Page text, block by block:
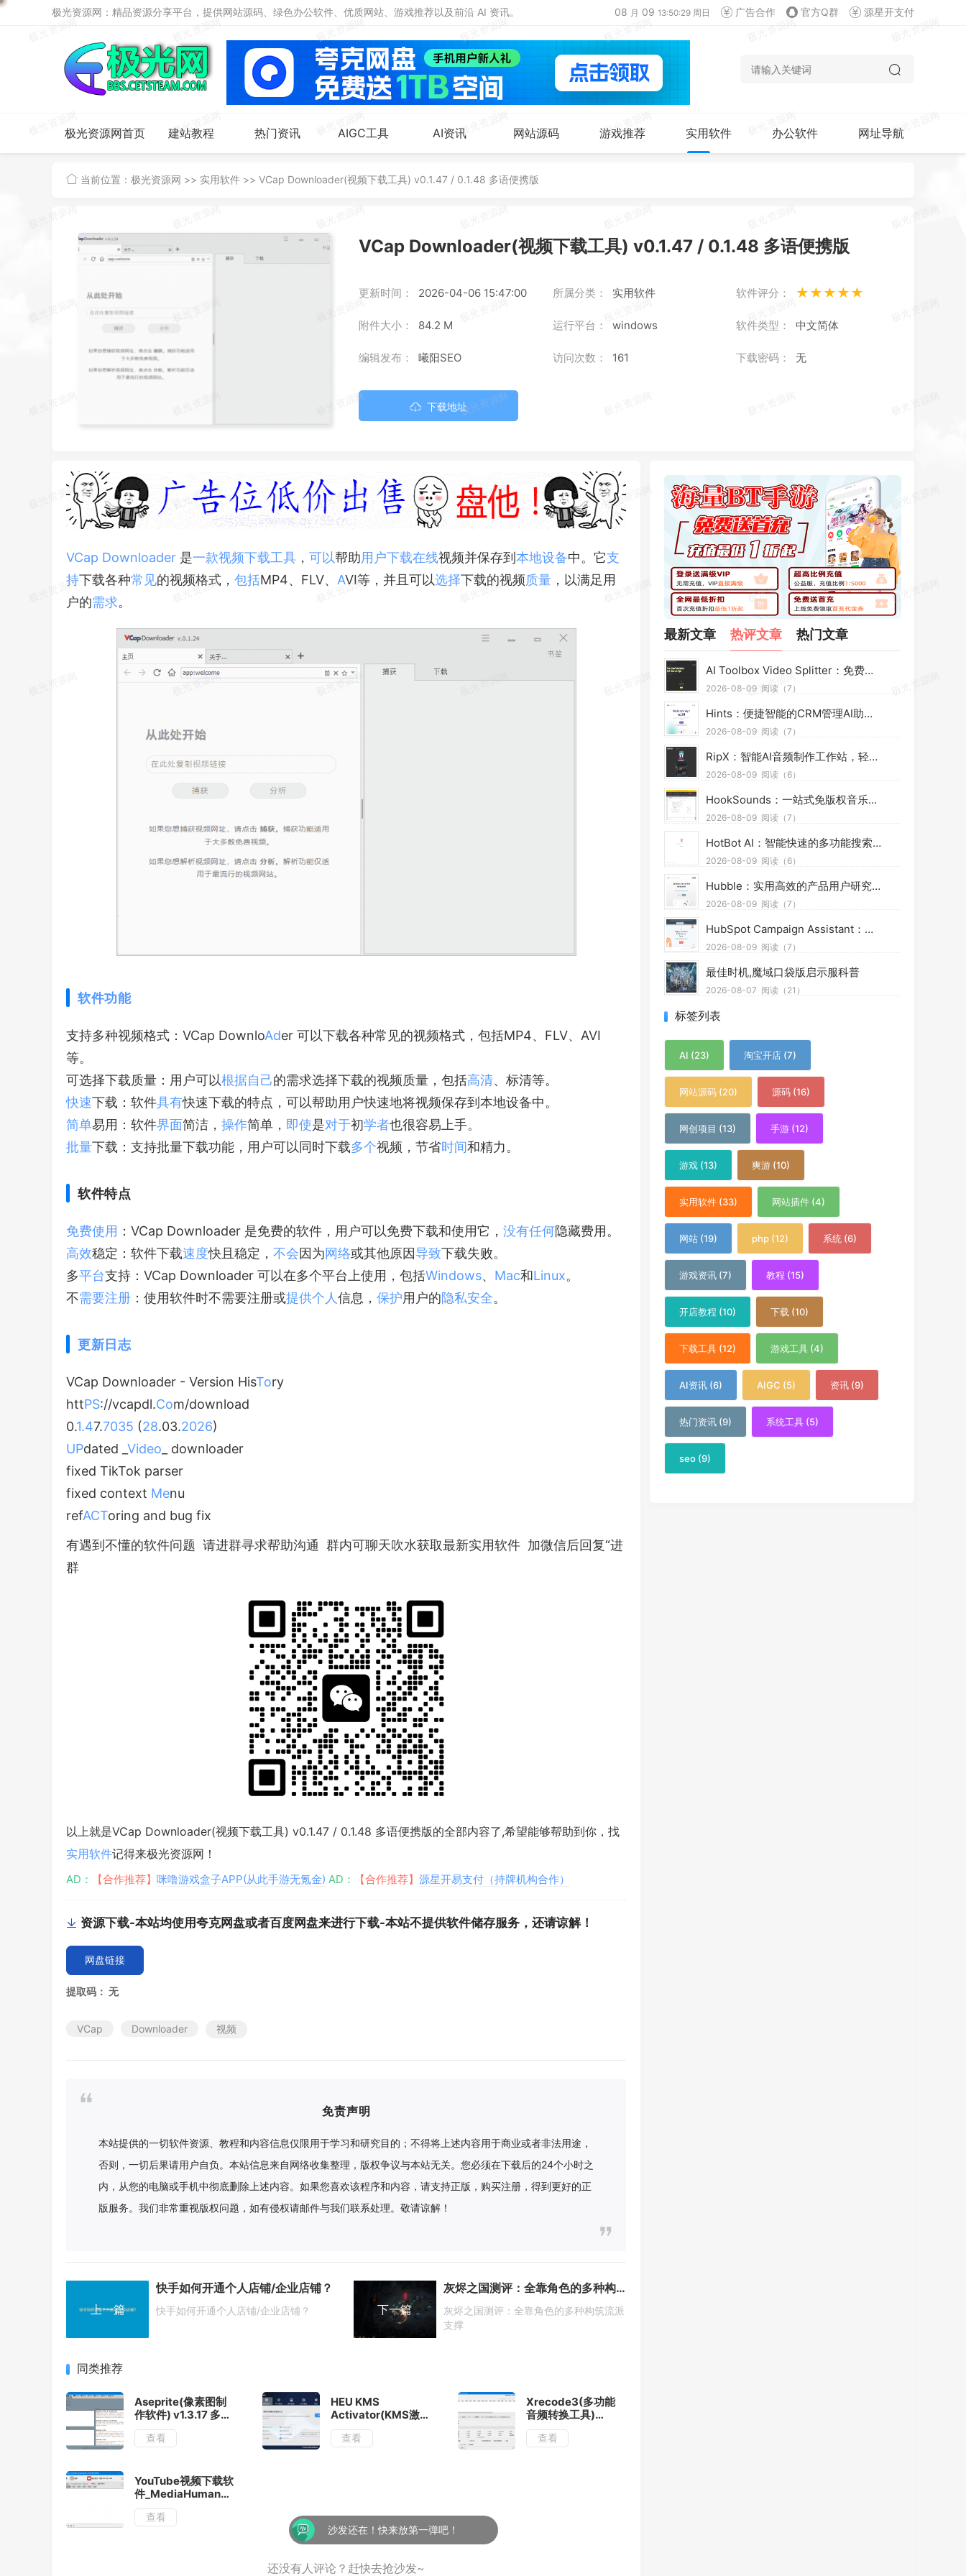
极光资源网：精品资源分享平台，提供网站源码、绿色办公软件、优质网站、游戏推荐以及前沿 AI 资讯。 08 月 09 13:50:30 周日 广告合作 官方Q群 源星开支付
极光资源网首页 建站教程 热门资讯 AIGC工具 AI资讯 网站源码 游戏推荐 实用软件 办公软件 网址导航
当前位置： 极光资源网 >> 实用软件 >> VCap Downloader(视频下载工具) v0.1.47 / 0.1.48 多语便携版
VCap Downloader(视频下载工具) v0.1.47 / 0.1.48 多语便携版
更新时间： 2026-04-06 15:47:00 所属分类： 实用软件 软件评分： ★★★★★
附件大小： 84.2 M 运行平台： windows 软件类型： 中文简体
编辑发布： 曦阳SEO 访问次数： 161 下载密码： 无
下载地址
VCap Downloader 是一款视频下载工具 ， 可以帮助用户下载在线视频并保存到 本地设备中。它支
持下载各种常见的视频格式， 包括MP4、FLV、 AVI等，并且可以选择下载的视频质量 ，以满足用
户的需求。
软件功能
支持多种视频格式：VCap DownloAder 可以下载各种常见的视频格式，包括MP4、FLV、AVI
等。
可选择下载质量：用户可以根据自己的需求选择下载的视频质量，包括高清、标清等。
快速下载：软件具有快速下载的特点，可以帮助用户快速地将视频保存到本地设备中。
简单易用：软件界面简洁， 操作简单， 即使是对于初学者也很容易上手。
批量下载：支持批量下载功能，用户可以同时下载多个视频，节省时间和精力。
软件特点
免费使用 ：VCap Downloader 是免费的软件，用户可以免费下载和使用它， 没有任何隐藏费用。
高效稳定：软件下载速度快且稳定， 不会因为网络或其他原因导致下载失败。
多平台支持：VCap Downloader 可以在多个平台上使用，包括Windows、 Mac和Linux。
不需要注册 ：使用软件时不需要注册或提供个人信息， 保护用户的隐私安全。
更新 日志
VCap Downloader - Version HisTory
httPS://vcapdl.Com/download
0.1.47.7035 (28.03.2026)
UPdated _ Video _ downloader
fixed TikTok parser
fixed context Menu
refACToring and bug fix
有遇到不懂的软件问题 请进群寻求帮助沟通 群内可聊天吹水获取最新实用软件 加微信后回复“进
群
以上就是VCap Downloader(视频下载工具) v0.1.47 / 0.1.48 多语便携版的全部内容了,希望能够帮助到你，找
实用软件记得来极光资源网！
AD： 【合作推荐】 咪噜游戏盒子APP(从此手游无氪金) AD： 【合作推荐】 源星开易支付（持牌机构合作）
资源下载-本站均使用夸克网盘或者百度网盘来进行下载-本站不提供软件储存服务，还请谅解！
网盘链接
提取码： 无
VCap Downloader 视频
免责声明
本站提供的一切软件资源、教程和内容信息仅限用于学习和研究目的；不得将上述内容用于商业或者非法用途，
否则，一切后果请用户自负。本站信息来自网络收集整理，版权争议与本站无关。您必须在下载后的24个小时之
内，从您的电脑或手机中彻底删除上述内容。如果您喜欢该程序和内容，请支持正版，购买注册，得到更好的正
版服务。我们非常重视版权问题，如有侵权请邮件与我们联系处理。敬请谅解！
上一篇
快手如何开通个人店铺/企业店铺？
快手如何开通个人店铺/企业店铺？ 下一篇
灰烬之国测评：全靠角色的多种构筑流派支撑
灰烬之国测评：全靠角色的多种构筑流派
支撑
同类推荐
Aseprite(像素图制
作软件) v1.3.17 多语
便携版
查看
HEU KMS
Activator(KMS激
活工具) v63.3.2 中
文绿色版
查看
Xrecode3(多功能
音频转换工具)
v1.179 多语便携版
查看
YouTube视频下载软
件_MediaHuman
v3.9.18(0503) 多语
便携版
查看
最新文章 热评文章 热门文章
AI Toolbox Video Splitter：免费网页本地视频分割工具，多模式裁切高清视频且保护隐私
2026-08-09 阅读（7）
Hints：便捷智能的CRM管理AI助手，靠语音短信高效办公提效省时
2026-08-09 阅读（7）
RipX：智能AI音频制作工作站，轻松拆分混音素材，助力音乐创作
2026-08-09 阅读（6）
HookSounds：一站式免版权音乐素材平台，适配多场景创作省心又合规
2026-08-09 阅读（7）
HotBot AI：智能快速的多功能搜索引擎，AI赋能精准检索，适配日常多场景
2026-08-09 阅读（6）
Hubble：实用高效的产品用户研究平台，助力团队轻松调研优化产品
2026-08-09 阅读（7）
HubSpot Campaign Assistant：免费AI营销辅助工具，快速写文案提效优化营销工作
2026-08-09 阅读（7）
最佳时机,魔域口袋版启示服科普
2026-08-07 阅读（21）
标签列表
AI (23) 淘宝开店 (7)
网站源码 (20) 源码 (16)
网创项目 (13) 手游 (12)
游戏 (13) 爽游 (10)
实用软件 (33) 网站插件 (4)
网站 (19) php (12) 系统 (6)
游戏资讯 (7) 教程 (15)
开店教程 (10) 下载 (10)
下载工具 (12) 游戏工具 (4)
AI资讯 (6) AIGC (5) 资讯 (9)
热门资讯 (9) 系统工具 (5)
seo (9)
沙发还在！快来放第一弹吧！